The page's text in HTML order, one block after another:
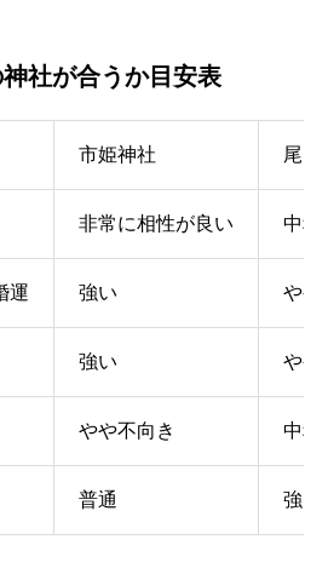
社が合うか目安表
市姫神社 尾山
非常に相性が良い 中程
運 強い やや
強い やや
やや不向き 中程
普通 強い